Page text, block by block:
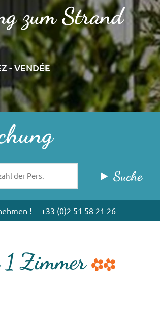
zum Strand
- VENDÉE
Suche
! +33 (0)2 51 58 21 26
1 Zimmer